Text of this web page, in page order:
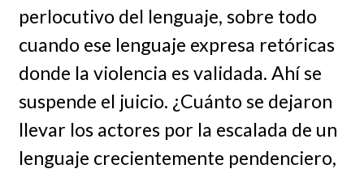
perlocutivo del lenguaje, sobre todo
cuando ese lenguaje expresa retóricas
donde la violencia es validada. Ahí se
suspende el juicio. ¿Cuánto se dejaron
llevar los actores por la escalada de un
lenguaje crecientemente pendenciero,